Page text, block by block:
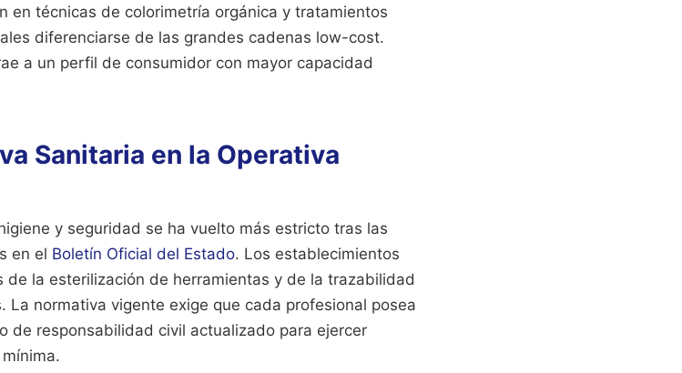
en técnicas de colorimetría orgánica y tratamientos
diferenciarse de las grandes cadenas low-cost.
a un perfil de consumidor con mayor capacidad
Sanitaria en la Operativa
y seguridad se ha vuelto más estricto tras las
en el Boletín Oficial del Estado. Los establecimientos
la esterilización de herramientas y de la trazabilidad
La normativa vigente exige que cada profesional posea
de responsabilidad civil actualizado para ejercer